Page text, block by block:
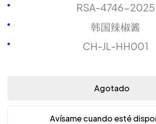
RSA-4746-2025
韩国辣椒酱
CH-JL-HH001
Agotado
Avísame cuando esté